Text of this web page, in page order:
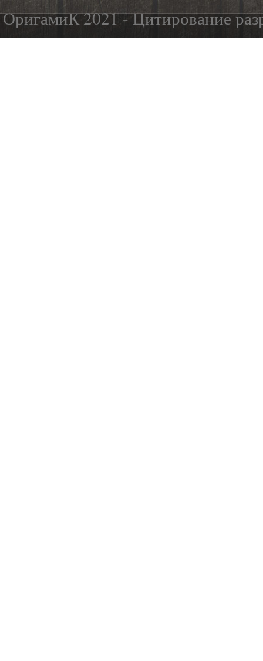
ОригамиК 2021 - Цитирование